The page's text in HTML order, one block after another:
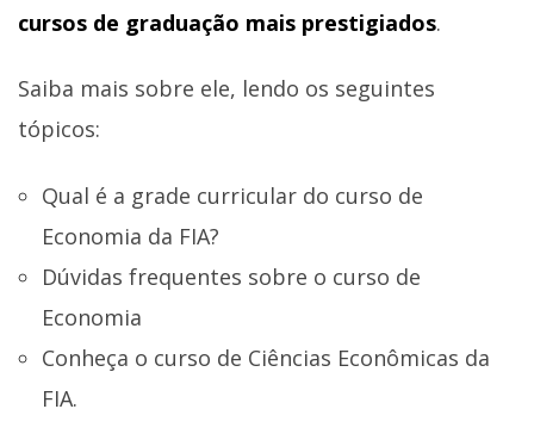
cursos de graduação mais prestigiados.
Saiba mais sobre ele, lendo os seguintes
tópicos:
Qual é a grade curricular do curso de
Economia da FIA?
Dúvidas frequentes sobre o curso de
Economia
Conheça o curso de Ciências Econômicas da
FIA.